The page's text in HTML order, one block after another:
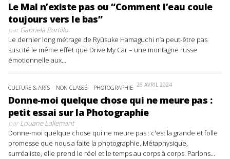
Le Mal n’existe pas ou “Comment l’eau coule
toujours vers le bas”
parGabriela Portillo
Le dernier long métrage de Ryûsuke Hamaguchi n’a peut-être pas
suscité le même effet que Drive My Car – une montagne russe
émotionnelle aux...
CULTURE & ARTS NON CLASSÉ PHOTOGRAPHIE 26 AVRIL 2024
Donne-moi quelque chose qui ne meure pas :
petit essai sur la Photographie
parLouane Lallemant
Donne-moi quelque chose qui ne meure pas : c'est la grande et folle
promesse que nous a faite la photographie. Métaphysique,
surréaliste, elle prend le réel et le temps au corps à corps. Parlons...